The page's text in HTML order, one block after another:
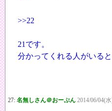
>>22
21です。
分かってくれる人がいると
27: 名無しさん＠おーぷん 2014/06/04(